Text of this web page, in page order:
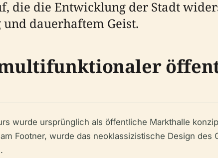
die die Entwicklung der Stadt
dauerhaftem Geist.
wurde ursprünglich als öffentliche Markthalle
Footner, wurde das neoklassizistische Design